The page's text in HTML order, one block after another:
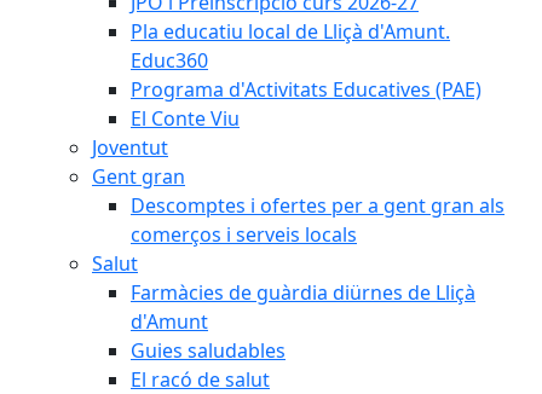
Pla educatiu local de Lliçà d'Amunt.
Educ360
Programa d'Activitats Educatives (PAE)
El Conte Viu
Joventut
Gent gran
Descomptes i ofertes per a gent gran als
comerços i serveis locals
Salut
Farmàcies de guàrdia diürnes de Lliçà
d'Amunt
Guies saludables
El racó de salut